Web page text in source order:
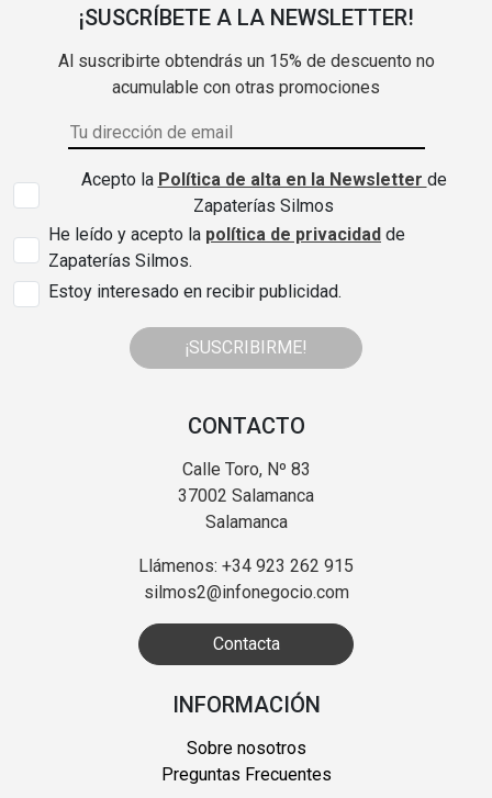
¡SUSCRÍBETE A LA NEWSLETTER!
Al suscribirte obtendrás un 15% de descuento no
acumulable con otras promociones
Acepto la Política de alta en la Newsletter de
Zapaterías Silmos
He leído y acepto la política de privacidad de
Zapaterías Silmos.
Estoy interesado en recibir publicidad.
¡SUSCRIBIRME!
CONTACTO
Calle Toro, Nº 83
37002 Salamanca
Salamanca
Llámenos: +34 923 262 915
silmos2@infonegocio.com
Contacta
INFORMACIÓN
Sobre nosotros
Preguntas Frecuentes